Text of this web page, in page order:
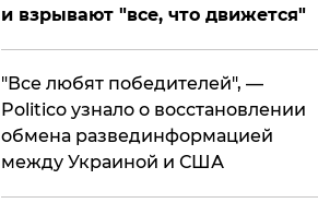
и взрывают "все, что движется"
​"Все любят победителей", —
Politico узнало о восстановлении
обмена развединформацией
между Украиной и США